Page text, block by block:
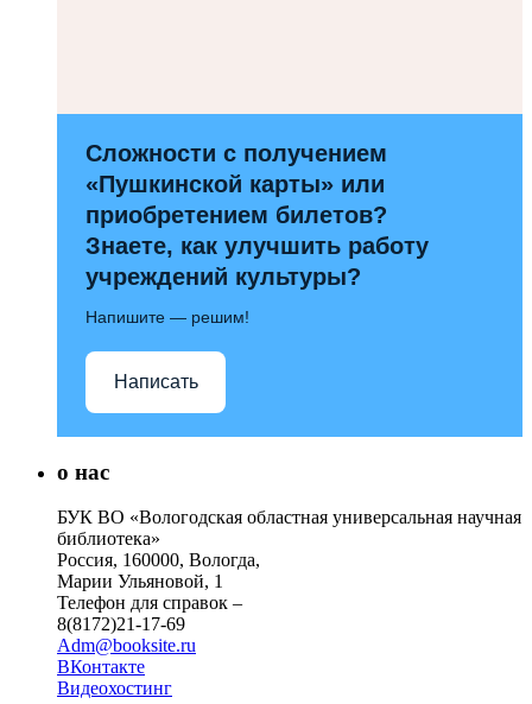
Сложности с получением
«Пушкинской карты» или
приобретением билетов?
Знаете, как улучшить работу
учреждений культуры?
Напишите — решим!
Написать
о нас
БУК ВО «Вологодская областная универсальная научная
библиотека»
Россия, 160000, Вологда,
Марии Ульяновой, 1
Телефон для справок –
8(8172)21-17-69
Adm@booksite.ru
ВКонтакте
Видеохостинг